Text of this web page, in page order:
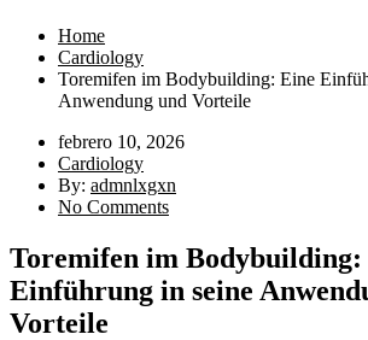
Home
Cardiology
Toremifen im Bodybuilding: Eine
Anwendung und Vorteile
febrero 10, 2026
Cardiology
By: admnlxgxn
No Comments
Toremifen im Bodybuilding:
Einführung in seine
Vorteile